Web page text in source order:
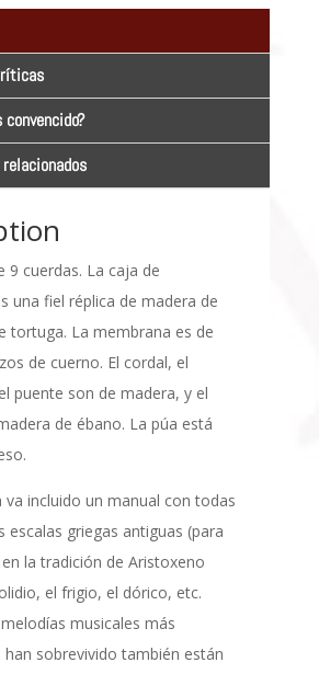
9 cuerdas. La caja de
una fiel réplica de madera de
tortuga. La membrana es de
de cuerno. El cordal, el
puente son de madera, y el
de ébano. La púa está
va incluido un manual con todas
escalas griegas antiguas (para
la tradición de Aristoxeno
el frigio, el dórico, etc.
musicales más
han sobrevivido también están